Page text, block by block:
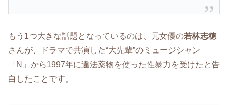
もう1つ大きな話題となっているのは、元女優の若林志穂
さんが、ドラマで共演した“大先輩”のミュージシャン
「N」から1997年に違法薬物を使った性暴力を受けたと告
白したことです。